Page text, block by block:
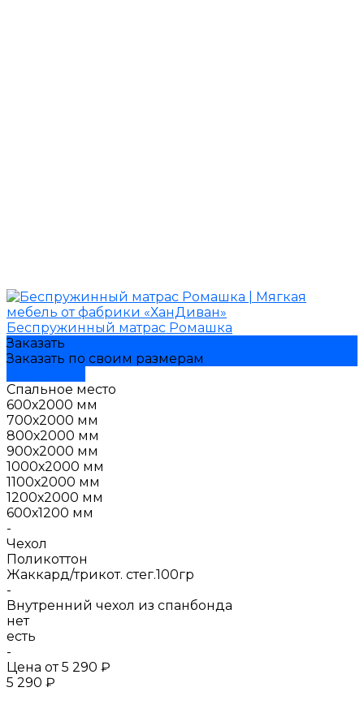
Беспружинный матрас Ромашка
Заказать
Заказать по своим размерам
Спальное место
600х2000 мм
700х2000 мм
800х2000 мм
900х2000 мм
1000х2000 мм
1100х2000 мм
1200х2000 мм
600х1200 мм
-
Чехол
Поликоттон
Жаккард/трикот. стег.100гр
-
Внутренний чехол из спанбонда
нет
есть
-
Цена от 5 290 ₽
5 290 ₽